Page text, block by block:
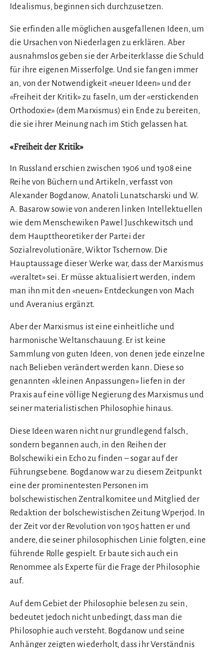
Idealismus, beginnen sich durchzusetzen.
Sie erfinden alle möglichen ausgefallenen Ideen, um
die Ursachen von Niederlagen zu erklären. Aber
ausnahmslos geben sie der Arbeiterklasse die Schuld
für ihre eigenen Misserfolge. Und sie fangen immer
an, von der Notwendigkeit «neuer Ideen» und der
«Freiheit der Kritik» zu faseln, um der «erstickenden
Orthodoxie» (dem Marxismus) ein Ende zu bereiten,
die sie ihrer Meinung nach im Stich gelassen hat.
«Freiheit der Kritik»
In Russland erschien zwischen 1906 und 1908 eine
Reihe von Büchern und Artikeln, verfasst von
Alexander Bogdanow, Anatoli Lunatscharski und W.
A. Basarow sowie von anderen linken Intellektuellen
wie dem Menschewiken Pawel Juschkewitsch und
dem Haupttheoretiker der Partei der
Sozialrevolutionäre, Wiktor Tschernow. Die
Hauptaussage dieser Werke war, dass der Marxismus
«veraltet» sei. Er müsse aktualisiert werden, indem
man ihn mit den «neuen» Entdeckungen von Mach
und Averanius ergänzt.
Aber der Marxismus ist eine einheitliche und
harmonische Weltanschauung. Er ist keine
Sammlung von guten Ideen, von denen jede einzelne
nach Belieben verändert werden kann. Diese so
genannten «kleinen Anpassungen» liefen in der
Praxis auf eine völlige Negierung des Marxismus und
seiner materialistischen Philosophie hinaus.
Diese Ideen waren nicht nur grundlegend falsch,
sondern begannen auch, in den Reihen der
Bolschewiki ein Echo zu finden – sogar auf der
Führungsebene. Bogdanow war zu diesem Zeitpunkt
eine der prominentesten Personen im
bolschewistischen Zentralkomitee und Mitglied der
Redaktion der bolschewistischen Zeitung Wperjod. In
der Zeit vor der Revolution von 1905 hatten er und
andere, die seiner philosophischen Linie folgten, eine
führende Rolle gespielt. Er baute sich auch ein
Renommee als Experte für die Frage der Philosophie
auf.
Auf dem Gebiet der Philosophie belesen zu sein,
bedeutet jedoch nicht unbedingt, dass man die
Philosophie auch versteht. Bogdanow und seine
Anhänger zeigten wiederholt, dass ihr Verständnis